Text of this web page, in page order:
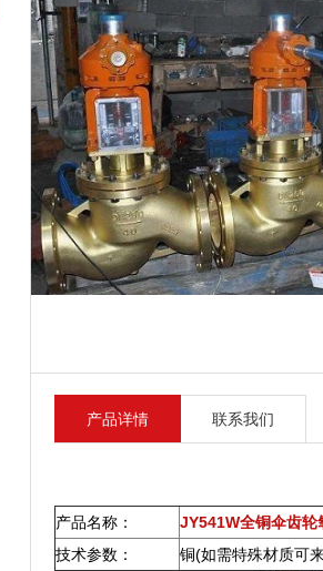
产品详情 联系我们
产品名称：
JY541W全铜伞齿轮
技术参数：
铜(如需特殊材质可